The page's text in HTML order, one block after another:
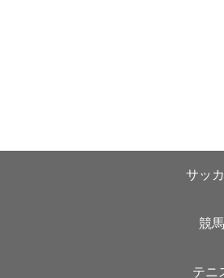
サッ
競馬
テニ